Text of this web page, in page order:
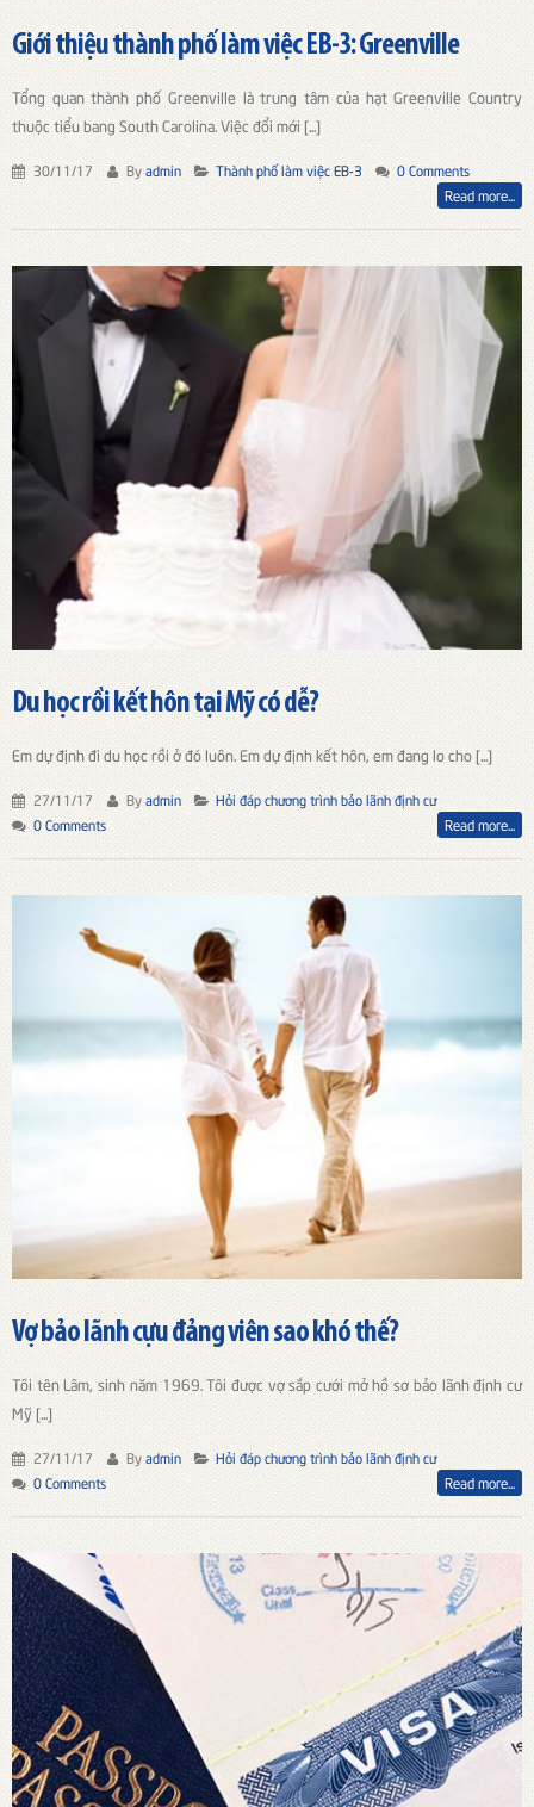
Giới thiệu thành phố làm việc EB-3: Greenville
Tổng quan thành phố Greenville là trung tâm của hạt Greenville Country
thuộc tiểu bang South Carolina. Việc đổi mới [...]
30/11/17 Byadmin Thành phố làm việc EB-3 0 Comments
Read more...
Du học rồi kết hôn tại Mỹ có dễ?
Em dự định đi du học rồi ở đó luôn. Em dự định kết hôn, em đang lo cho [...]
27/11/17 Byadmin
Hỏi đáp chương trình bảo lãnh định cư
0 Comments
Read more...
Vợ bảo lãnh cựu đảng viên sao khó thế?
Tôi tên Lâm, sinh năm 1969. Tôi được vợ sắp cưới mở hồ sơ bảo lãnh định cư
Mỹ [...]
27/11/17 Byadmin
Hỏi đáp chương trình bảo lãnh định cư
0 Comments
Read more...